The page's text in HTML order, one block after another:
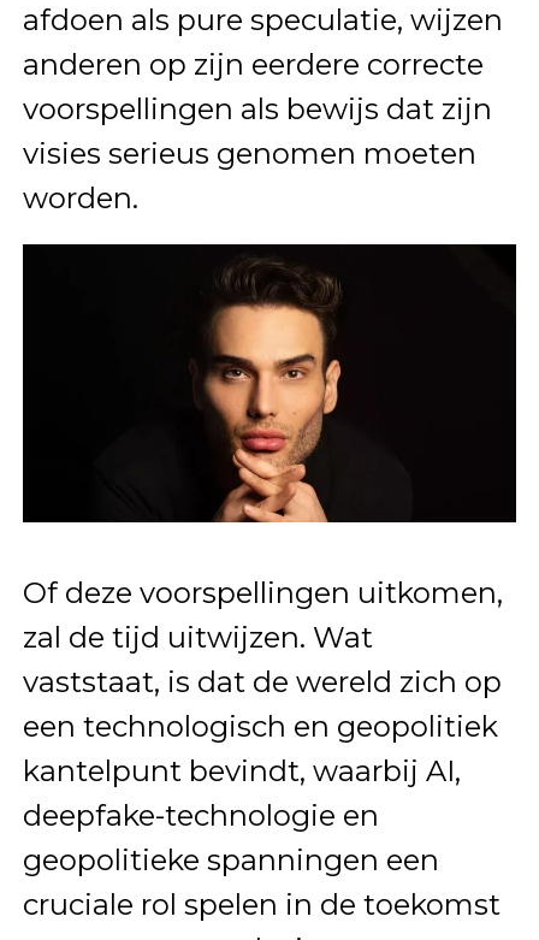
afdoen als pure speculatie, wijzen
anderen op zijn eerdere correcte
voorspellingen als bewijs dat zijn
visies serieus genomen moeten
worden.
Of deze voorspellingen uitkomen,
zal de tijd uitwijzen. Wat
vaststaat, is dat de wereld zich op
een technologisch en geopolitiek
kantelpunt bevindt, waarbij AI,
deepfake-technologie en
geopolitieke spanningen een
cruciale rol spelen in de toekomst